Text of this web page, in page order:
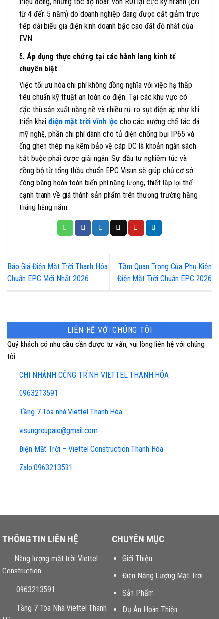
từ 4 đến 5 năm) do doanh nghiệp đang được cắt giảm trực
tiếp dải biểu giá điện kinh doanh bậc cao đắt đỏ nhất của
EVN.
5. Áp dụng thực chứng tại các hành lang kinh tế
chuyên biệt
Việc tối ưu hóa chi phí không đồng nghĩa với việc hạ thấp
tiêu chuẩn kỹ thuật an toàn cơ điện. Tại các khu vực có
đặc thù sản xuất nặng nề và nhiều rủi ro sụt điện áp như khi
triển khai điện mặt trời vĩnh lộc cho các xưởng chế tác đá
mỹ nghệ, phần chi phí dành cho tủ điện chống bụi IP65 và
ống ghen thép mạ kẽm bảo vệ cáp DC là khoản ngân sách
bắt buộc phải được giải ngân. Sự đầu tư nghiêm túc và
đồng bộ từ tổng thầu chuẩn EPC Visun sẽ giúp chủ cơ sở
đóng băng hoàn toàn biến phí năng lượng, thiết lập lợi thế
cạnh tranh về giá thành sản phẩm trên thương trường hằng
tháng hằng năm.
Báo Giá Điện Mặt Trời Thanh Hóa
Chuẩn EPC Mới Nhất 2026
Tầm Quan Trọng Của Phụ Kiện
Điện Mặt Trời Chuẩn EPC 2026
LIÊN HỆ VỚI CHÚNG TÔI
Quý khách có nhu cầu cần được tư vấn, vui lòng liên hệ với chúng
tôi.
CHI NHÁNH CÔNG TRÌNH VIETTEL THANH HÓA
0963213591
Tầng 7 Tòa nhà Viettel Thanh Hóa
visungroupaio@gmail.com
Điện Mặt Trời – Viettel Construction Thanh Hóa
Zalo:0963213591
THÔNG TIN LIÊN HỆ
Năng lượng mặt trời Viettel
Construction
0963213591
Tầng 7 Tòa Nhà Viettel Thanh
CHUYÊN MỤC
Giới Thiệu
Điện Năng Lượng Mặt Trời
Sản Phẩm
Dự Án Hoàn Thiện